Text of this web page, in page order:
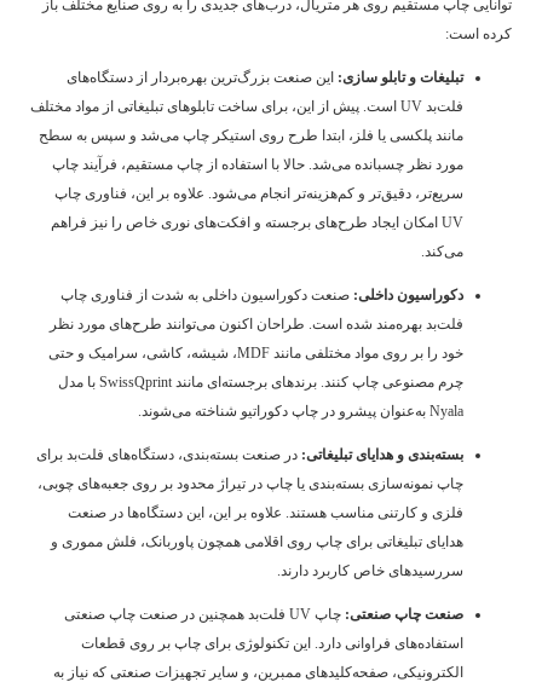
توانایی چاپ مستقیم روی هر متریال، درب‌های جدیدی را به روی صنایع مختلف باز
کرده است:
تبلیغات و تابلو سازی:این صنعت بزرگ‌ترین بهره‌بردار از دستگاه‌های
فلت‌بد UV است. پیش از این، برای ساخت تابلوهای تبلیغاتی از مواد مختلف
مانند پلکسی یا فلز، ابتدا طرح روی استیکر چاپ می‌شد و سپس به سطح
مورد نظر چسبانده می‌شد. حالا با استفاده از چاپ مستقیم، فرآیند چاپ
سریع‌تر، دقیق‌تر و کم‌هزینه‌تر انجام می‌شود. علاوه بر این، فناوری چاپ
UV امکان ایجاد طرح‌های برجسته و افکت‌های نوری خاص را نیز فراهم
می‌کند.
دکوراسیون داخلی: صنعت دکوراسیون داخلی به شدت از فناوری چاپ
فلت‌بد بهره‌مند شده است. طراحان اکنون می‌توانند طرح‌های مورد نظر
خود را بر روی مواد مختلفی مانند MDF، شیشه، کاشی، سرامیک و حتی
چرم مصنوعی چاپ کنند. برندهای برجسته‌ای مانند SwissQprint با مدل
Nyala به‌عنوان پیشرو در چاپ دکوراتیو شناخته می‌شوند.
بسته‌بندی و هدایای تبلیغاتی: در صنعت بسته‌بندی، دستگاه‌های فلت‌بد برای
چاپ نمونه‌سازی بسته‌بندی یا چاپ در تیراژ محدود بر روی جعبه‌های چوبی،
فلزی و کارتنی مناسب هستند. علاوه بر این، این دستگاه‌ها در صنعت
هدایای تبلیغاتی برای چاپ روی اقلامی همچون پاوربانک، فلش مموری و
سررسیدهای خاص کاربرد دارند.
صنعت چاپ صنعتی:
چاپ UV فلت‌بد همچنین در صنعت چاپ صنعتی
استفاده‌های فراوانی دارد. این تکنولوژی برای چاپ بر روی قطعات
الکترونیکی، صفحه‌کلیدهای ممبرین، و سایر تجهیزات صنعتی که نیاز به